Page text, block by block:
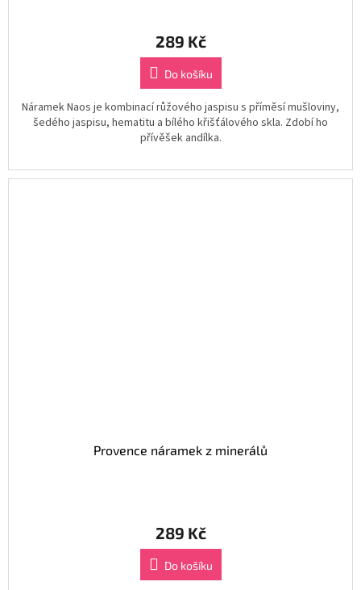
289 Kč
Do košíku
Náramek Naos je kombinací růžového jaspisu s příměsí mušloviny,
šedého jaspisu, hematitu a bílého křišťálového skla. Zdobí ho
přívěšek andílka.
Provence náramek z minerálů
289 Kč
Do košíku